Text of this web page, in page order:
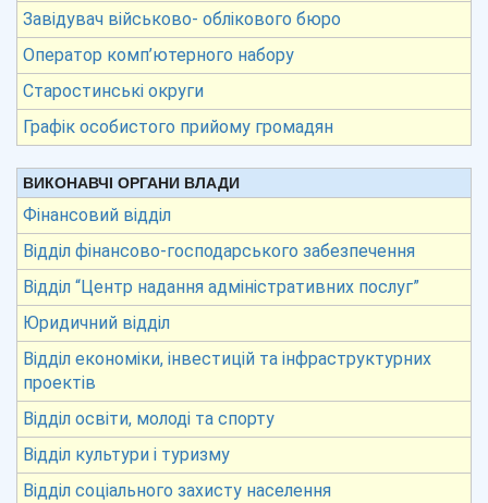
Завідувач військово- облікового бюро
Оператор комп’ютерного набору
Старостинські округи
Графік особистого прийому громадян
ВИКОНАВЧІ ОРГАНИ ВЛАДИ
Фінансовий відділ
Відділ фінансово-господарського забезпечення
Відділ “Центр надання адміністративних послуг”
Юридичний відділ
Відділ економіки, інвестицій та інфраструктурних
проектів
Відділ освіти, молоді та спорту
Відділ культури і туризму
Відділ соціального захисту населення